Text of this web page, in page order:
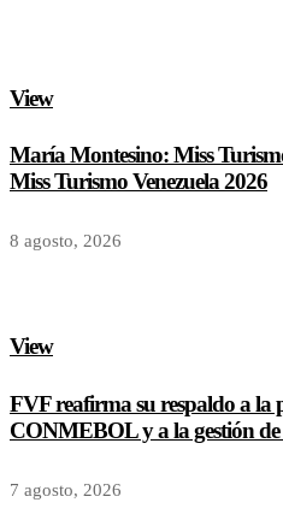
View
María Montesino: Miss
Miss Turismo Venezuela 2026
8 agosto, 2026
View
FVF reafirma su respaldo a la
CONMEBOL y a la gestión
7 agosto, 2026